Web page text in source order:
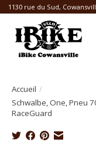
1130 rue du Sud,
Accueil /
Schwalbe, One, Pneu
RaceGuard